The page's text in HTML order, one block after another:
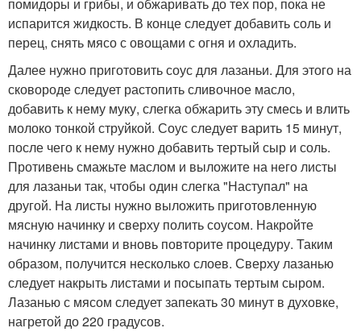
помидоры и грибы, и обжаривать до тех пор, пока не
испарится жидкость. В конце следует добавить соль и
перец, снять мясо с овощами с огня и охладить.
Далее нужно приготовить соус для лазаньи. Для этого на
сковороде следует растопить сливочное масло,
добавить к нему муку, слегка обжарить эту смесь и влить
молоко тонкой струйкой. Соус следует варить 15 минут,
после чего к нему нужно добавить тертый сыр и соль.
Противень смажьте маслом и выложите на него листы
для лазаньи так, чтобы один слегка "Наступал" на
другой. На листы нужно выложить приготовленную
мясную начинку и сверху полить соусом. Накройте
начинку листами и вновь повторите процедуру. Таким
образом, получится несколько слоев. Сверху лазанью
следует накрыть листами и посыпать тертым сыром.
Лазанью с мясом следует запекать 30 минут в духовке,
нагретой до 220 градусов.